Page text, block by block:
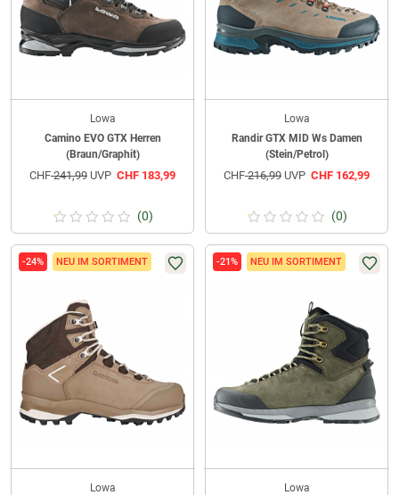
Lowa
Camino EVO GTX Herren
(Braun/Graphit)
CHF241,99 UVP CHF 183,99
(0)
Lowa
Randir GTX MID Ws Damen
(Stein/Petrol)
CHF216,99 UVP CHF 162,99
(0)
-24% NEU IM SORTIMENT
Lowa
-21% NEU IM SORTIMENT
Lowa